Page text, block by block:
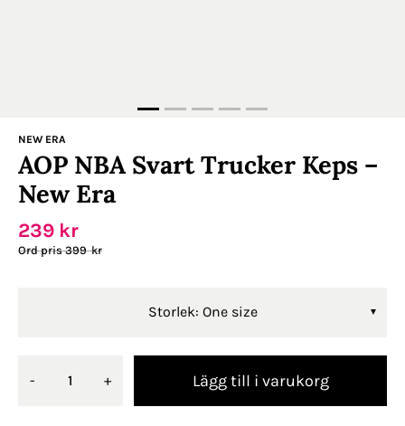
NEW ERA
AOP NBA Svart Trucker Keps –
New Era
399 kr
239 kr
Storlek: One size
- + Lägg till i varukorg